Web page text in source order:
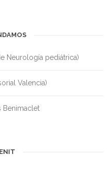
Neurología pediátrica)
Valencia)
Benimaclet